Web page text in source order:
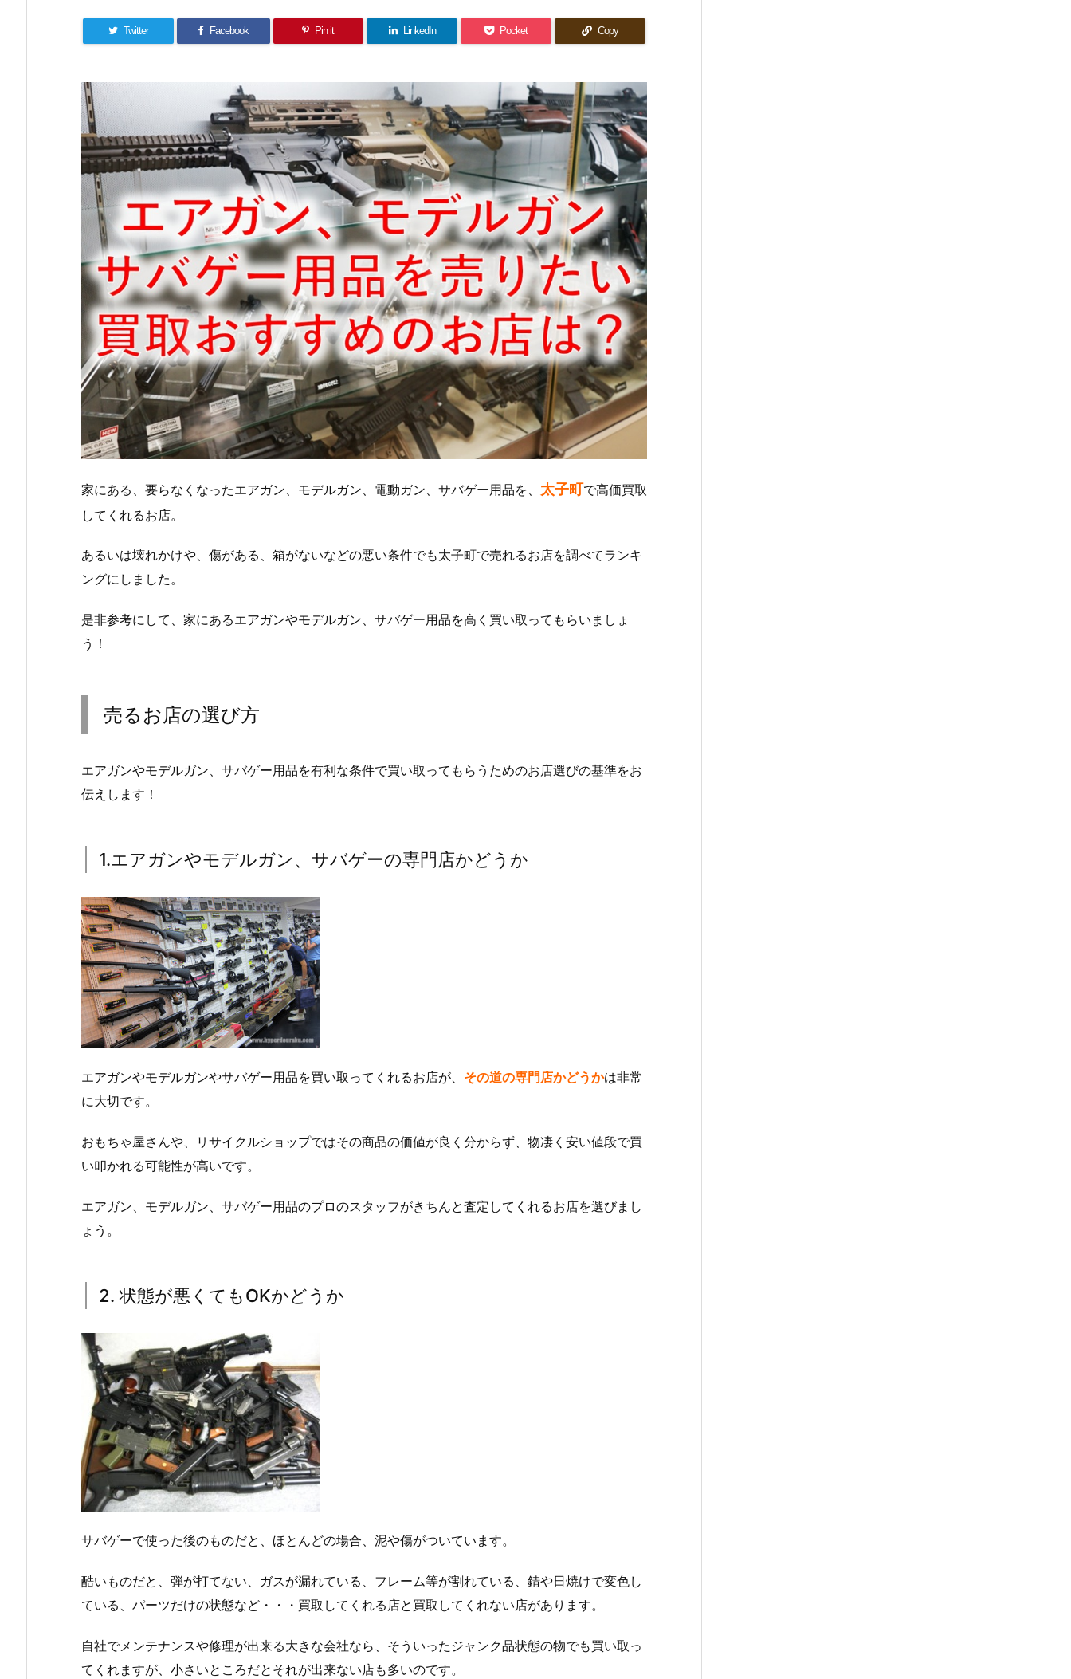
Twitter Facebook Pin it LinkedIn Pocket Copy
家にある、要らなくなったエアガン、モデルガン、電動ガン、サバゲー用品を、 太子町で高価買取
してくれるお店。
あるいは壊れかけや、傷がある、箱がないなどの悪い条件でも太子町で売れるお店を調べてランキ
ングにしました。
是非参考にして、家にあるエアガンやモデルガン、サバゲー用品を高く買い取ってもらいましょ
う！
売るお店の選び方
エアガンやモデルガン、サバゲー用品を有利な条件で買い取ってもらうためのお店選びの基準をお
伝えします！
1.エアガンやモデルガン、サバゲーの専門店かどうか
エアガンやモデルガンやサバゲー用品を買い取ってくれるお店が、 その道の専門店かどうかは非常
に大切です。
おもちゃ屋さんや、リサイクルショップではその商品の価値が良く分からず、物凄く安い値段で買
い叩かれる可能性が高いです。
エアガン、モデルガン、サバゲー用品のプロのスタッフがきちんと査定してくれるお店を選びまし
ょう。
2. 状態が悪くてもOKかどうか
サバゲーで使った後のものだと、ほとんどの場合、泥や傷がついています。
酷いものだと、弾が打てない、ガスが漏れている、フレーム等が割れている、錆や日焼けで変色し
ている、パーツだけの状態など・・・買取してくれる店と買取してくれない店があります。
自社でメンテナンスや修理が出来る大きな会社なら、そういったジャンク品状態の物でも買い取っ
てくれますが、小さいところだとそれが出来ない店も多いのです。